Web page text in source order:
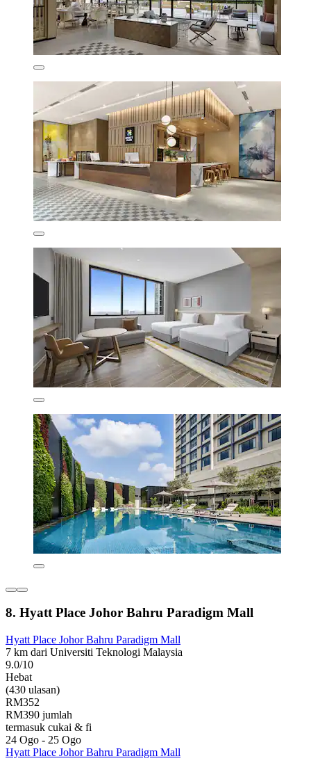
8. Hyatt Place Johor Bahru Paradigm Mall
Hyatt Place Johor Bahru Paradigm Mall
7 km dari Universiti Teknologi Malaysia
9.0/10
Hebat
(430 ulasan)
RM352
RM390 jumlah
termasuk cukai & fi
24 Ogo - 25 Ogo
Hyatt Place Johor Bahru Paradigm Mall